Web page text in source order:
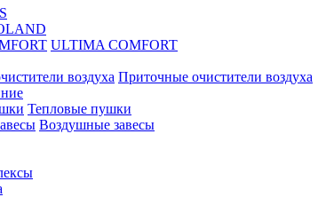
ULTIMA COMFORT
Приточные очистители воздуха
Тепловые пушки
Воздушные завесы